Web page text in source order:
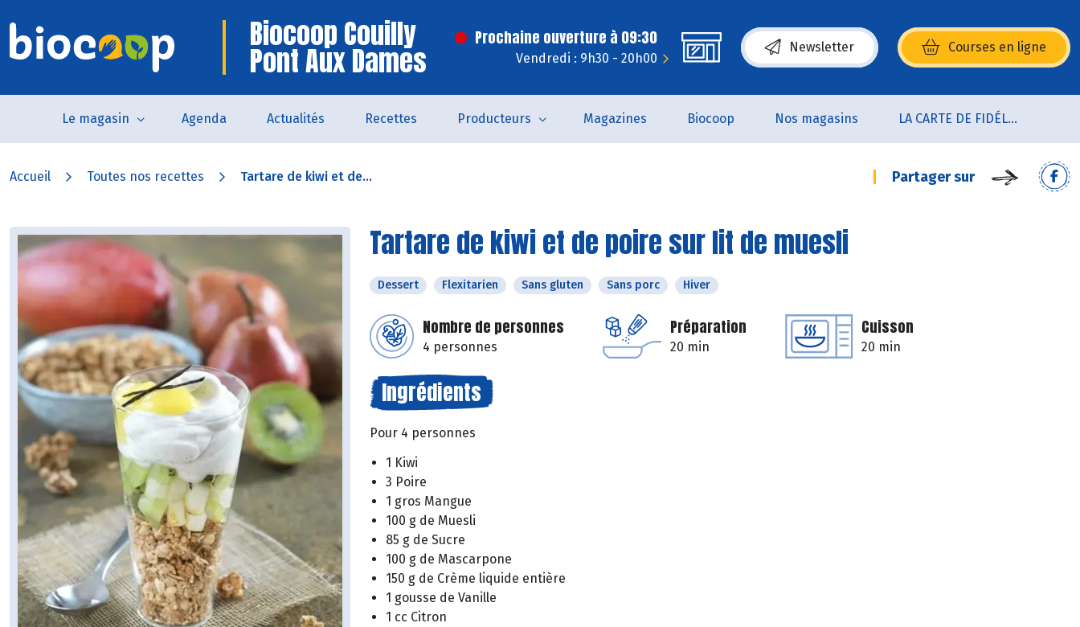
Biocoop Couilly
Pont Aux Dames
Prochaine ouverture à 09:30
Vendredi : 9h30 - 20h00
Newsletter Courses en ligne
(s’ouvre dans une nouvelle fenêtre)
Le magasin Agenda Actualités Recettes Producteurs Magazines Biocoop Nos magasins LA CARTE DE FIDÉLITÉ
Accueil Toutes nos recettes Tartare de kiwi et de... Partager sur
Tartare de kiwi et de poire sur lit de muesli
Dessert Flexitarien Sans gluten Sans porc Hiver
Nombre de personnes
4 personnes
Préparation
20 min
Cuisson
20 min
Ingrédients
Pour 4 personnes
1 Kiwi
3 Poire
1 gros Mangue
100 g de Muesli
85 g de Sucre
100 g de Mascarpone
150 g de Crème liquide entière
1 gousse de Vanille
1 cc Citron